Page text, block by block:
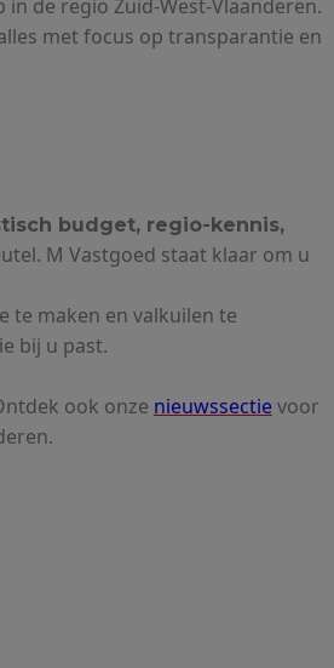
de regio Zuid-West-Vlaanderen.
met focus op transparantie en
budget, regio-kennis,
M Vastgoed staat klaar om u
te maken en valkuilen te
bij u past.
ook onze nieuwssectievoor